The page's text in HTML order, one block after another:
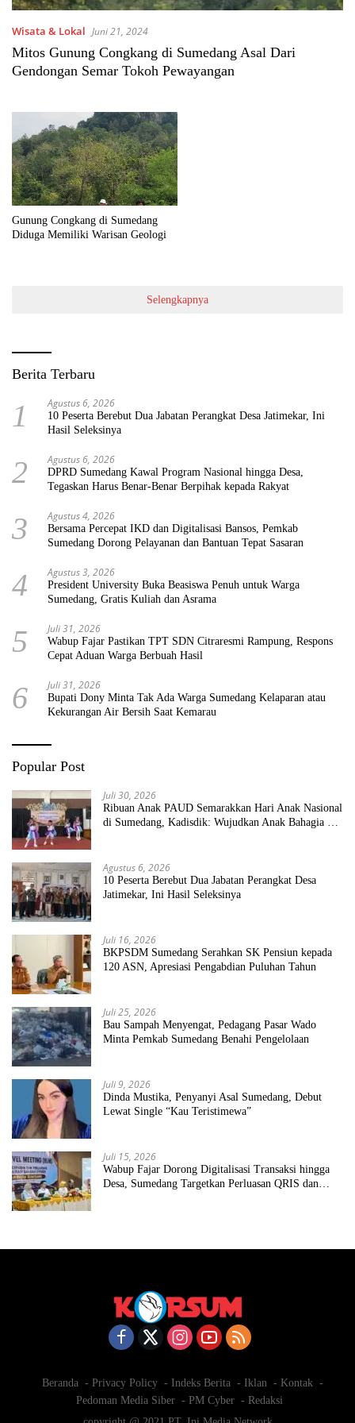
Wisata & Lokal Juni 21, 2024
Mitos Gunung Congkang di Sumedang Asal Dari
Gendongan Semar Tokoh Pewayangan
Gunung Congkang di Sumedang
Diduga Memiliki Warisan Geologi
Selengkapnya
Berita Terbaru
1 Agustus 6, 2026
10 Peserta Berebut Dua Jabatan Perangkat Desa Jatimekar, Ini
Hasil Seleksinya
2 Agustus 6, 2026
DPRD Sumedang Kawal Program Nasional hingga Desa,
Tegaskan Harus Benar-Benar Berpihak kepada Rakyat
3 Agustus 4, 2026
Bersama Percepat IKD dan Digitalisasi Bansos, Pemkab
Sumedang Dorong Pelayanan dan Bantuan Tepat Sasaran
4 Agustus 3, 2026
President University Buka Beasiswa Penuh untuk Warga
Sumedang, Gratis Kuliah dan Asrama
5 Juli 31, 2026
Wabup Fajar Pastikan TPT SDN Citraresmi Rampung, Respons
Cepat Aduan Warga Berbuah Hasil
6 Juli 31, 2026
Bupati Dony Minta Tak Ada Warga Sumedang Kelaparan atau
Kekurangan Air Bersih Saat Kemarau
Popular Post
Juli 30, 2026
Ribuan Anak PAUD Semarakkan Hari Anak Nasional
di Sumedang, Kadisdik: Wujudkan Anak Bahagia dan
Agustus 6, 2026
10 Peserta Berebut Dua Jabatan Perangkat Desa
Jatimekar, Ini Hasil Seleksinya
Juli 16, 2026
BKPSDM Sumedang Serahkan SK Pensiun kepada
120 ASN, Apresiasi Pengabdian Puluhan Tahun
Juli 25, 2026
Bau Sampah Menyengat, Pedagang Pasar Wado
Minta Pemkab Sumedang Benahi Pengelolaan
Juli 9, 2026
Dinda Mustika, Penyanyi Asal Sumedang, Debut
Lewat Single “Kau Teristimewa”
Juli 15, 2026
Wabup Fajar Dorong Digitalisasi Transaksi hingga
Desa, Sumedang Targetkan Perluasan QRIS dan
Beranda Privacy Policy Indeks Berita Iklan
Kontak
Pedoman Media Siber
PM Cyber
Redaksi